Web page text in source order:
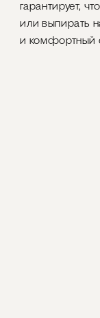
гарантирует,
или выпирать
и комфортный